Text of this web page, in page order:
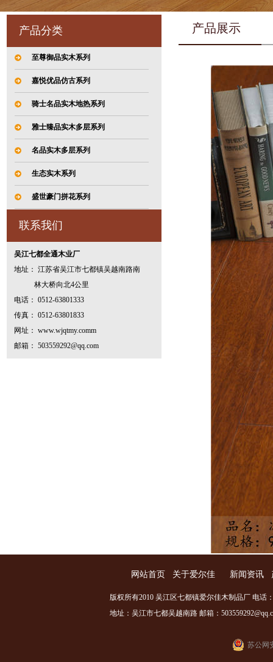
产品分类
至尊御品实木系列
嘉悦优品仿古系列
骑士名品实木地热系列
雅士臻品实木多层系列
名品实木多层系列
生态实木系列
盛世豪门拼花系列
联系我们
吴江七都全通木业厂
地址： 江苏省吴江市七都镇吴越南路南
林大桥向北4公里
电话： 0512-63801333
传真： 0512-63801833
网址： www.wjqtmy.comm
邮箱： 503559292@qq.com
产品展示
网站首页 关于爱尔佳 新闻资讯
版权所有2010 吴江区七都镇爱尔佳木制品厂 电话
地址：吴江市七都吴越南路 邮箱：
苏公网